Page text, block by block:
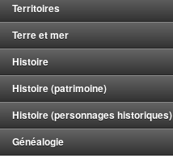
Territoires
Terre et mer
Histoire
Histoire (patrimoine)
Histoire (personnages historiques)
Généalogie